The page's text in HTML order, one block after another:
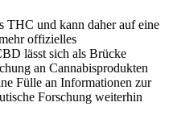
THC und kann daher auf eine
offizielles
lässt sich als Brücke
an Cannabisprodukten
Fülle an Informationen zur
Forschung weiterhin